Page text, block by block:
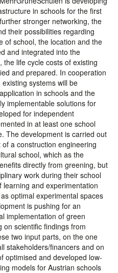
in schools for the first
stronger networking, the
their possibilities regarding
of school, the location and the
and integrated into the
life cycle costs of existing
and prepared. In cooperation
systems will be
in schools and the
implementable solutions for
for independent
in at least one school
The development is carried out
a construction engineering
school, which as the
directly from greening, but
work during their school
and experimentation
optimal experimental spaces
is pushing for an
implementation of green
on scientific findings from
two input parts, on the one
stakeholders/financers and on
optimised and developed low-
models for Austrian schools